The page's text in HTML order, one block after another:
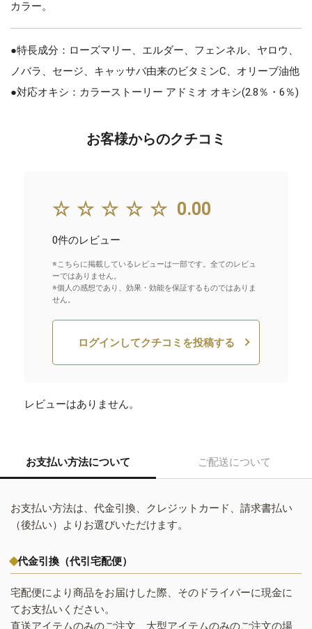
カラー。
●特長成分：ローズマリー、エルダー、フェンネル、ヤロウ、
ノバラ、セージ、キャッサバ由来のビタミンC、オリーブ油他
●対応オキシ：カラーストーリー アドミオ オキシ(2.8％・6％)
お客様からのクチコミ
☆☆☆☆☆ 0.00
0件のレビュー
※こちらに掲載しているレビューは一部です。全てのレビュ
ーではありません。
※個人の感想であり、効果・効能を保証するものではありま
せん。
ログインしてクチコミを投稿する
レビューはありません。
お支払い方法について ご配送について
お支払い方法は、代金引換、クレジットカード、請求書払い
（後払い）よりお選びいただけます。
代金引換（代引宅配便）
宅配便により商品をお届けした際、そのドライバーに現金に
てお支払いください。
直送アイテムのみのご注文、大型アイテムのみのご注文の場